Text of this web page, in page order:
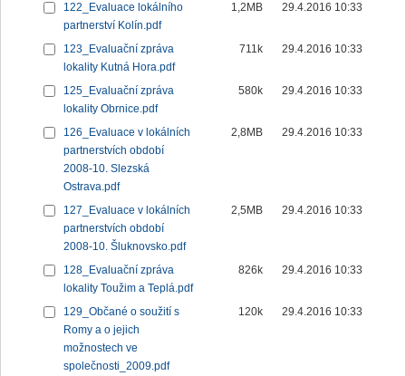
122_Evaluace lokálního
partnerství Kolín.pdf
1,2MB 29.4.2016 10:33
123_Evaluační zpráva
lokality Kutná Hora.pdf
711k 29.4.2016 10:33
125_Evaluační zpráva
lokality Obrnice.pdf
580k 29.4.2016 10:33
126_Evaluace v lokálních
partnerstvích období
2008-10. Slezská
Ostrava.pdf
2,8MB 29.4.2016 10:33
127_Evaluace v lokálních
partnerstvích období
2008-10. Šluknovsko.pdf
2,5MB 29.4.2016 10:33
128_Evaluační zpráva
lokality Toužim a Teplá.pdf
826k 29.4.2016 10:33
129_Občané o soužití s
Romy a o jejich
možnostech ve
společnosti_2009.pdf
120k 29.4.2016 10:33